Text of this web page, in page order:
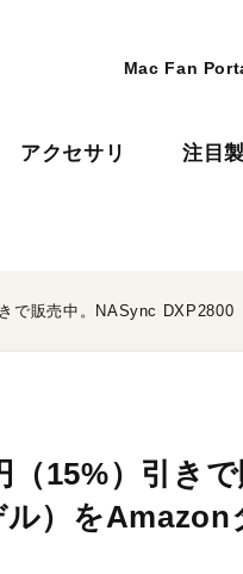
Mac Fan
アクセサリ 注目
15%）引きで
）をAmazon